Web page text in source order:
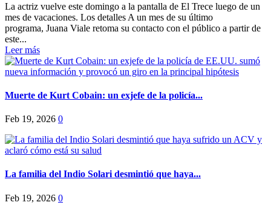
La actriz vuelve este domingo a la pantalla de El Trece luego de un
mes de vacaciones. Los detalles A un mes de su último
programa, Juana Viale retoma su contacto con el público a partir de
este...
Leer más
Muerte de Kurt Cobain: un exjefe de la policía...
Feb 19, 2026 0
La familia del Indio Solari desmintió que haya...
Feb 19, 2026 0